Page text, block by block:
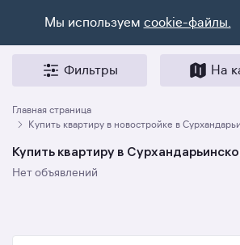
Мы используем cookie-файлы.
Фильтры На
Главная страница
Купить квартиру в новостройке в
Купить квартиру в
Нет объявлений